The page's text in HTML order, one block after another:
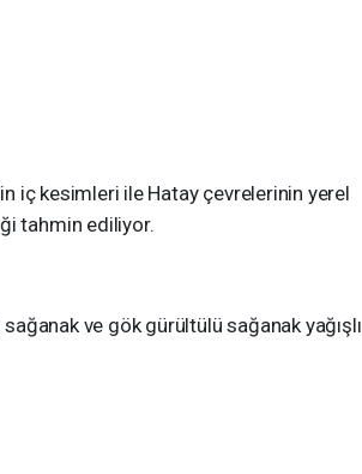
iç kesimleri ile Hatay çevrelerinin yerel
tahmin ediliyor.
ve gök gürültülü sağanak yağışlı